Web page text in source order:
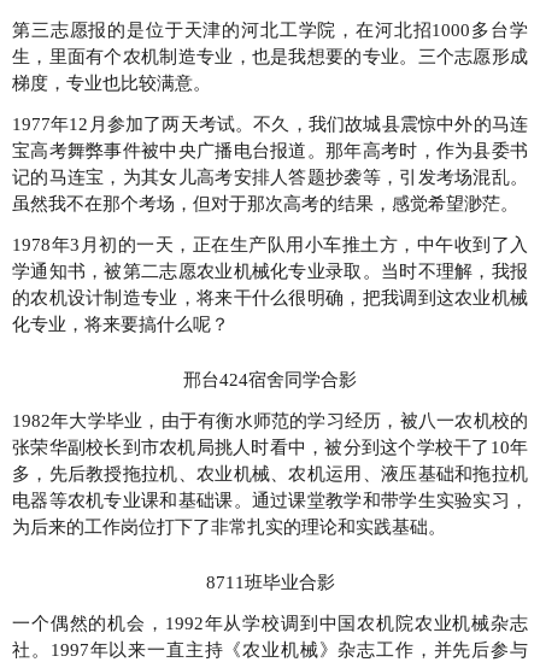
第三志愿报的是位于天津的河北工学院，在河北招1000多台学
生，里面有个农机制造专业，也是我想要的专业。三个志愿形成
梯度，专业也比较满意。
1977年12月参加了两天考试。不久，我们故城县震惊中外的马连
宝高考舞弊事件被中央广播电台报道。那年高考时，作为县委书
记的马连宝，为其女儿高考安排人答题抄袭等，引发考场混乱。
虽然我不在那个考场，但对于那次高考的结果，感觉希望渺茫。
1978年3月初的一天，正在生产队用小车推土方，中午收到了入
学通知书，被第二志愿农业机械化专业录取。当时不理解，我报
的农机设计制造专业，将来干什么很明确，把我调到这农业机械
化专业，将来要搞什么呢？
邢台424宿舍同学合影
1982年大学毕业，由于有衡水师范的学习经历，被八一农机校的
张荣华副校长到市农机局挑人时看中，被分到这个学校干了10年
多，先后教授拖拉机、农业机械、农机运用、液压基础和拖拉机
电器等农机专业课和基础课。通过课堂教学和带学生实验实习，
为后来的工作岗位打下了非常扎实的理论和实践基础。
8711班毕业合影
一个偶然的机会，1992年从学校调到中国农机院农业机械杂志
社。1997年以来一直主持《农业机械》杂志工作，并先后参与